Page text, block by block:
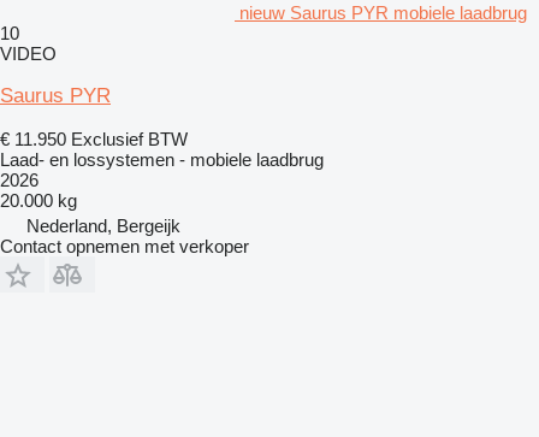
nieuw Saurus PYR mobiele laadbrug
10
VIDEO
Saurus PYR
€ 11.950 Exclusief BTW
Laad- en lossystemen - mobiele laadbrug
2026
20.000 kg
Nederland, Bergeijk
Contact opnemen met verkoper